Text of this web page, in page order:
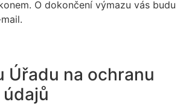
O dokončení výmazu vás budu
Úřadu na ochranu